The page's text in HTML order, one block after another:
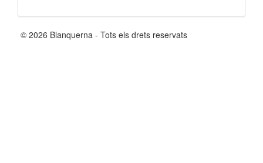
© 2026 Blanquerna - Tots els drets reservats